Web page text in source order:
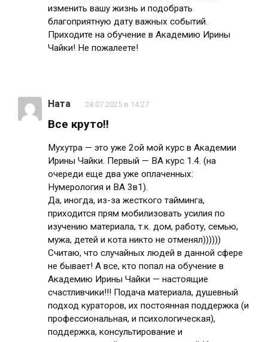
изменить вашу жизнь и подобрать
благоприятную дату важных событий.
Приходите на обучение в Академию Ирины
Чайки! Не пожалеете!
Ната 28.07.2025 в 14:27
Все круто!!
Мухутра — это уже 2ой мой курс в Академии
Ирины Чайки. Первый — ВА курс 1.4. (на
очереди еще два уже оплаченных:
Нумерология и ВА 3в1).
Да, иногда, из-за жесткого тайминга,
приходится прям мобилизовать усилия по
изучению материала, т.к. дом, работу, семью,
мужа, детей и кота никто не отменял))))))
Считаю, что случайных людей в данной сфере
не бывает! А все, кто попал на обучение в
Академию Ирины Чайки — настоящие
счастливчики!!! Подача материала, душевный
подход кураторов, их постоянная поддержка (и
профессиональная, и психологическая),
поддержка, консультирование и